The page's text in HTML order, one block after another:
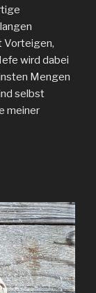
Vorteigen,
wird dabei
Mengen
selbst
meiner